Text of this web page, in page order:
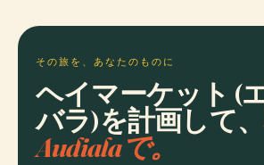
その旅を、あなたのものに
ヘイマーケット (
バラ)を計画して
Audialaで。